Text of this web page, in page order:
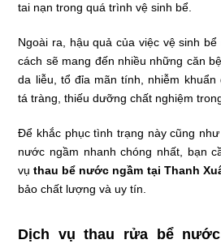
tai nạn trong quá trình vệ sinh bể.
Ngoài ra, hậu quả của việc vệ sinh
cách sẽ mang đến nhiều những căn
da liễu, tổ đỉa mãn tính, nhiễm
tá tràng, thiếu dưỡng chất nghiệm
Để khắc phục tình trạng này cũng
nước ngầm nhanh chóng nhất, bạn
vụthau bể nước ngầm tại Thanh
bảo chất lượng và uy tín.
Dịch vụ thau rửa bể